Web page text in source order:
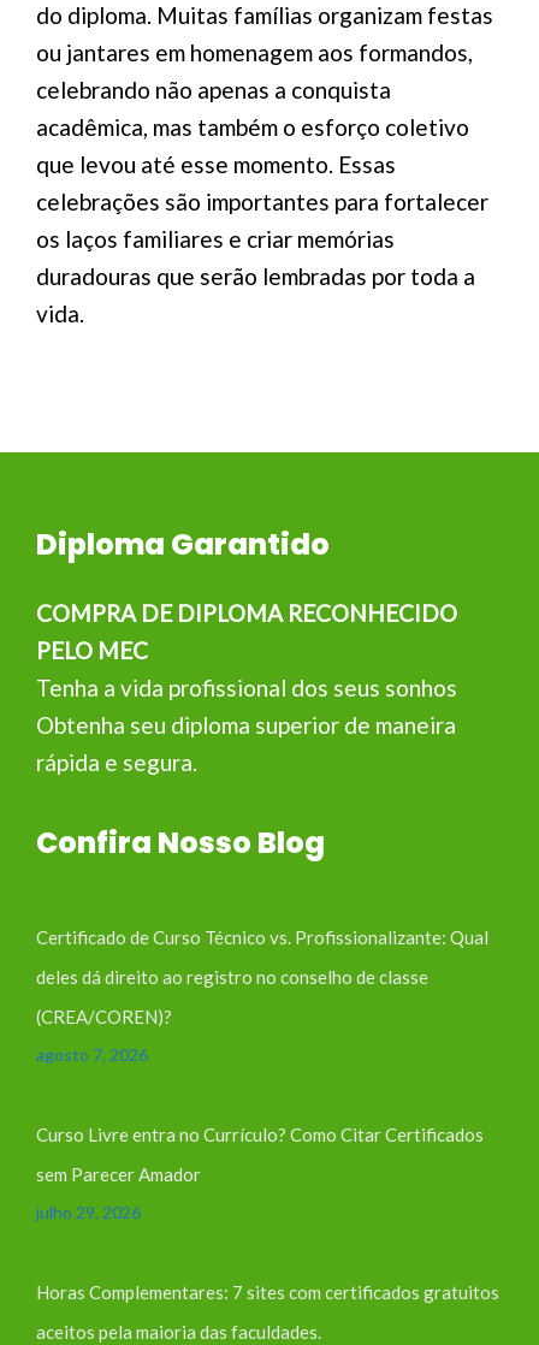
do diploma. Muitas famílias organizam festas
ou jantares em homenagem aos formandos,
celebrando não apenas a conquista
acadêmica, mas também o esforço coletivo
que levou até esse momento. Essas
celebrações são importantes para fortalecer
os laços familiares e criar memórias
duradouras que serão lembradas por toda a
vida.
Diploma Garantido
COMPRA DE DIPLOMA RECONHECIDO
PELO MEC
Tenha a vida profissional dos seus sonhos
Obtenha seu diploma superior de maneira
rápida e segura.
Confira Nosso Blog
Certificado de Curso Técnico vs. Profissionalizante: Qual
deles dá direito ao registro no conselho de classe
(CREA/COREN)?
agosto 7, 2026
Curso Livre entra no Currículo? Como Citar Certificados
sem Parecer Amador
julho 29, 2026
Horas Complementares: 7 sites com certificados gratuitos
aceitos pela maioria das faculdades.